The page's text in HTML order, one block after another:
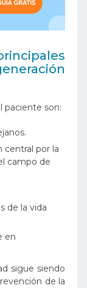
paciente son:
central por la
campo de
de la vida
en
sigue siendo
de la